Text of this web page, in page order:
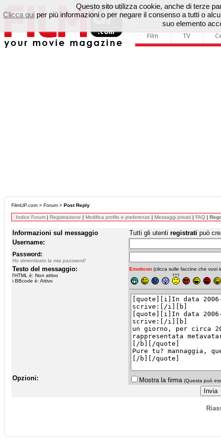
Film TV
FilmUP.com > Forum > Post Reply
Indice Forum | Registrazione | Modifica profilo e preferenze | Messaggi privati | FAQ |
Informazioni sul messaggio Tutti gli utenti registrati può
Username:
Password:
Ho dimenticato la mia password!
Testo del messaggio:
l'HTML è: Non attivo
i BBcode è: Attivo
Emoticon (clicca sulle faccine che vuoi
Opzioni: Mostra la firma (Questa può
Questo sito utilizza cookie, anche di terze
Clicca qui per più informazioni o per negare il consenso a tutti o
suo elemento